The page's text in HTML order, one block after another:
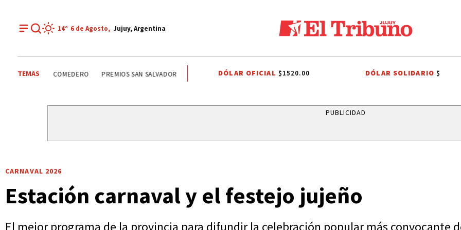
14° 6 de Agosto, Jujuy, Argentina
TEMASSANTISIMO SALVADOR CARLOS SADIR ALTO COMEDERO PREMIOS SAN SALVADOR LEY DE PROPIEDAD PRIVADA LEY DE
DÓLAR OFICIAL $1520.00 DÓLAR SOLIDARIO$
PUBLICIDAD
CARNAVAL 2026
Estación carnaval y el festejo jujeño
El mejor programa de la provincia para difundir la celebración popular más convocante